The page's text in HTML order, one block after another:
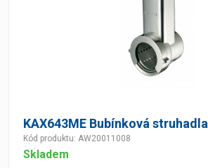
KAX643ME Bubínková struhadla
Kód produktu: AW20011008
Skladem